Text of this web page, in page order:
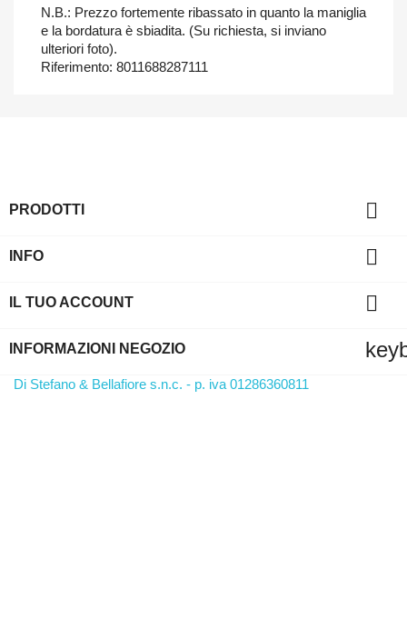
N.B.: Prezzo fortemente ribassato in quanto la maniglia
e la bordatura è sbiadita. (Su richiesta, si inviano
ulteriori foto).
Riferimento: 8011688287111
PRODOTTI 
INFO 
IL TUO ACCOUNT 
INFORMAZIONI NEGOZIO
Di Stefano & Bellafiore s.n.c. - p. iva 01286360811